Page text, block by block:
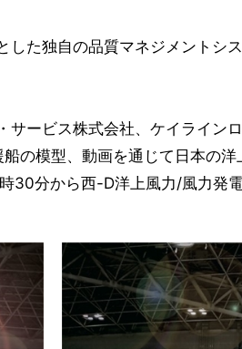
た独自の品質マネジメントシ
ービス株式会社、ケイライン
の模型、動画を通じて日本の
30分から西-D洋上風力/風力発